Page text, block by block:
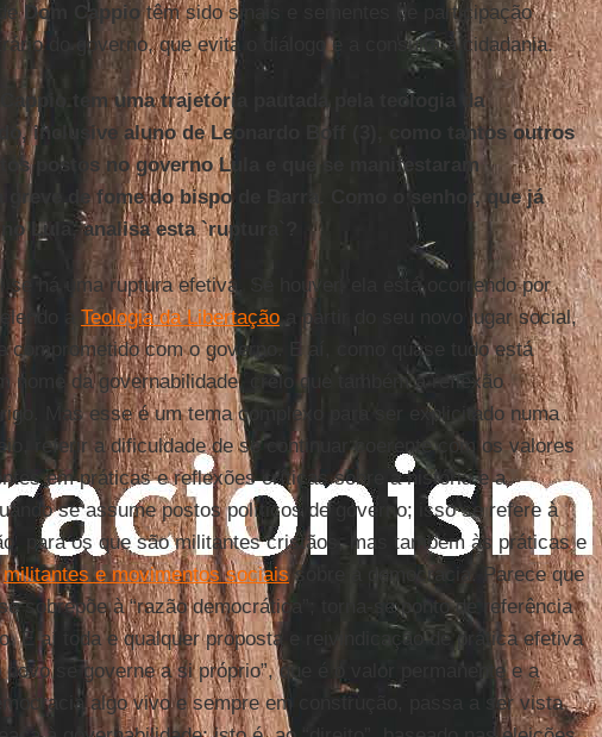
Dom Cappiotêm sido sinais e sementes de participação
do governo, que evita o diálogo e a consulta à cidadania.
tem uma trajetória pautada pela teologia da
inclusive aluno de Leonardo Boff (3), como tantos outros
postos no governo Lula e que se manifestaram
greve de fome do bispo de Barra. Como o senhor, que já
Lula, analisa esta `ruptura`?
se há uma ruptura efetiva. Se houver, ela está ocorrendo por
a Teologia da Libertaçãoa partir do seu novo lugar social,
comprometido com o governo. E aí, como quase tudo está
nome da governabilidade, creio que também a reflexão
Mas esse é um tema complexo para ser explicitado numa
referir a dificuldade de se continuar coerente com os valores
em práticas e reflexões críticas sobre a história e a
se assume postos políticos de governo; isso se refere à
para os que são militantes cristãos, mas também às práticas e
militantes e movimentos sociaissobre a democracia. Parece que
se sobrepõe à “razão democrática”; torna-se ponto de referência
E aí toda e qualquer proposta e reivindicação de prática efetiva
povo se governe a si próprio”, que é o valor permanente e a
algo vivo e sempre em construção, passa a ser vista